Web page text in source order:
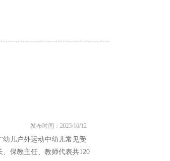
发布时间：2023/10/12
幼儿户外运动中幼儿常见受
保教主任、教师代表共120